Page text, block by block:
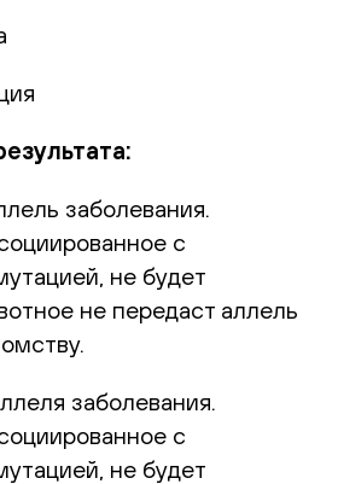
заболевания.
с
не будет
не передаст аллель
заболевания.
с
не будет